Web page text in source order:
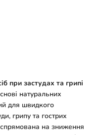
при застудах та грипі
натуральних
для швидкого
грипу та гострих
спрямована на зниження